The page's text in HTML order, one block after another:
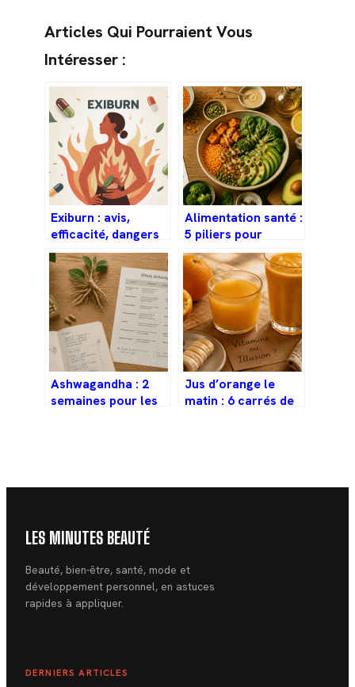
Articles Qui Pourraient Vous
Intéresser :
Exiburn : avis,
efficacité, dangers
et guide complet
avant achat
Alimentation santé :
5 piliers pour
structurer vos
repas et prévenir
les maladies
Ashwagandha : 2
semaines pour les
Jus d’orange le
matin : 6 carrés de
LES MINUTES BEAUTÉ
Beauté, bien-être, santé, mode et
développement personnel, en astuces
rapides à appliquer.
DERNIERS ARTICLES